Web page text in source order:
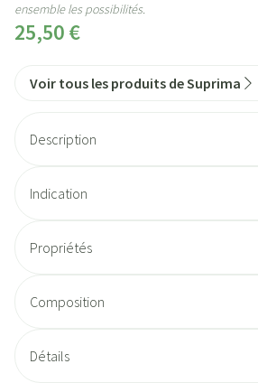
25,50 €
ensemble les possibilités.
Voir tous les produits de Suprima
Description
Indication
Propriétés
Composition
Détails